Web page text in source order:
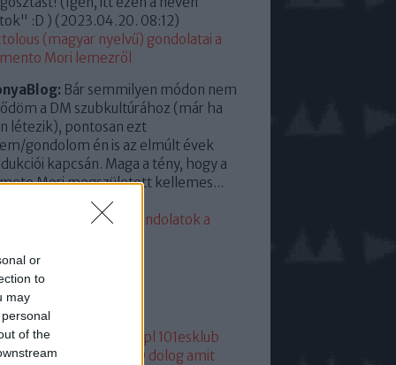
or
to
may
of the
:D ) (2023.04.20. 08:12)
(magyar nyelvű) gondolatai a
Mori lemezről
Bár semmilyen módon nem
a DM szubkultúrához (már ha
létezik), pontosan ezt
gondolom én is az elmúlt évek
kapcsán. Maga a tény, hogy a
Mori megszületett kellemes...
15:35)
eddigi leggyengébb. Gondolatok a
20
1 1+2101 101dm.pl 101esklub
101 hang
10 dolog amit